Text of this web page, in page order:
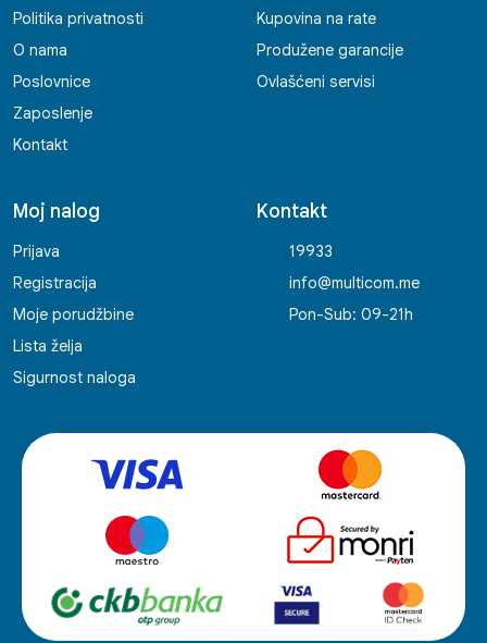
Politika privatnosti
O nama
Poslovnice
Zaposlenje
Kontakt
Kupovina na rate
Produžene garancije
Ovlašćeni servisi
Moj nalog
Prijava
Registracija
Moje porudžbine
Lista želja
Sigurnost naloga
Kontakt
19933
info@multicom.me
Pon-Sub: 09-21h